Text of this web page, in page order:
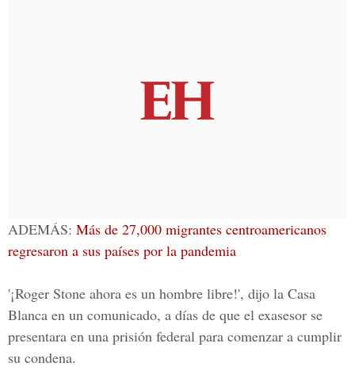
ADEMÁS: Más de 27,000 migrantes centroamericanos
regresaron a sus países por la pandemia
'¡Roger Stone ahora es un hombre libre!', dijo la Casa
Blanca en un comunicado, a días de que el exasesor se
presentara en una prisión federal para comenzar a cumplir
su condena.